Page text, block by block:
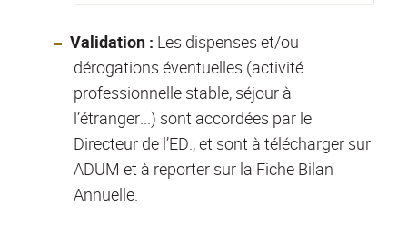
Validation : Les dispenses et/ou
dérogations éventuelles (activité
professionnelle stable, séjour à
l’étranger...) sont accordées par le
Directeur de l’ED., et sont à télécharger sur
ADUM et à reporter sur la Fiche Bilan
Annuelle.